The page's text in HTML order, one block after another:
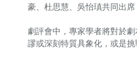
豪、杜思慧、吳怡瑱共同出
劇評會中，專家學者將對於
謬或深刻特質具象化，或是